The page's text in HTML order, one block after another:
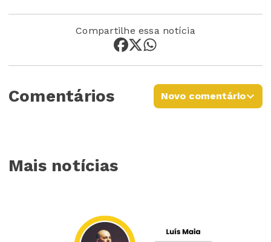
Compartilhe essa notícia
Comentários Novo comentário
Mais notícias